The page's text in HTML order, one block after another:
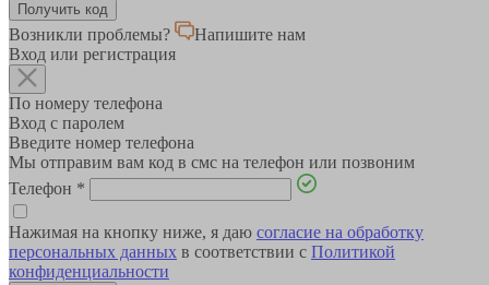
Возникли проблемы?
Напишите нам
Вход или регистрация
По номеру телефона
Вход с паролем
Введите номер телефона
Мы отправим вам код в смс на телефон или позвоним
Телефон *
Нажимая на кнопку ниже, я даю согласие на обработку
персональных данных в соответствии с Политикой
конфиденциальности